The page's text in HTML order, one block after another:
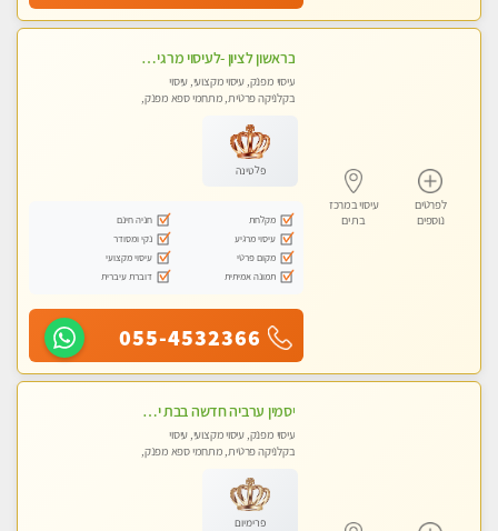
לפרטים
נוספים
עיסוי במרכז
בת ים
בראשון לציון -לעיסוי מרגיע ומפנק VIP-מומלץ לחלוטין! פרטי! ​​​​​​ Highly recommended
עיסוי מפנק, עיסוי מקצועי, עיסוי
בקלניקה פרטית, מתחמי ספא מפנק,
פלטינה
מקלחת
חניה חינם
עיסוי מרגיע
נקי ומסודר
מקום פרטי
עיסוי מקצועי
תמונה אמיתית
דוברת עיברית
055-4532366
יסמין ערביה חדשה בבת ים חדש חדש .כל סוגי העיסויים במקום הכי מושלם בעיר בת ים . highly recommended..new in the city
עיסוי מפנק, עיסוי מקצועי, עיסוי
בקלניקה פרטית, מתחמי ספא מפנק,
פרימיום